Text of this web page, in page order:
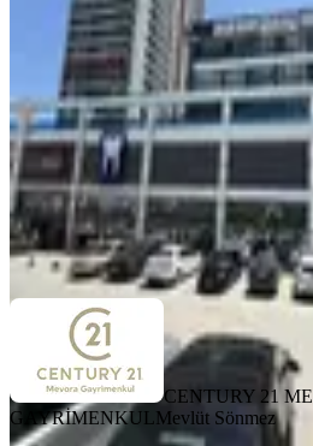
Mamak,
1 Oda·404 m²·
450.000 ₺
CENTURY 21 MEVORA
Ara
CENTURY 21
GAYRİMENKUL Mevlüt Sönmez